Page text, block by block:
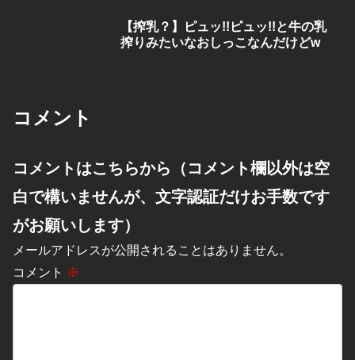
【搾乳？】ピュッ!!ピュッ!!と牛の乳
搾りみたいなおしっこなんだけどw
コメント
コメントはこちらから（コメント欄以外は空
白で構いませんが、文字認証だけお手数です
がお願いします）
メールアドレスが公開されることはありません。
コメント ※